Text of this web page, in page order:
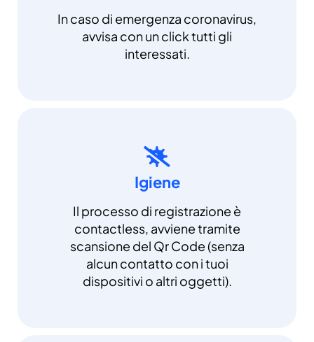
In caso di emergenza coronavirus,
avvisa con un click tutti gli
interessati.
Igiene
Il processo di registrazione è
contactless, avviene tramite
scansione del Qr Code (senza
alcun contatto con i tuoi
dispositivi o altri oggetti).